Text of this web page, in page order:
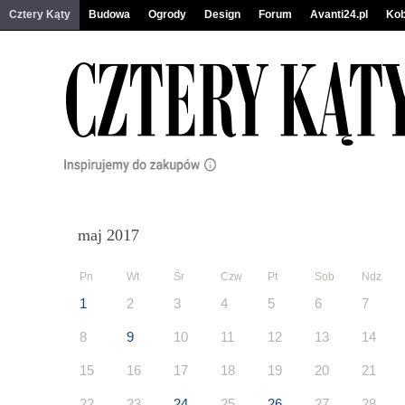
Cztery Kąty Budowa Ogrody Design Forum Avanti24.pl
maj 2017
Pn Wt Śr Czw Pt Sob Ndz
1 2 3 4 5 6 7
8 9 10 11 12 13 14
15 16 17 18 19 20 21